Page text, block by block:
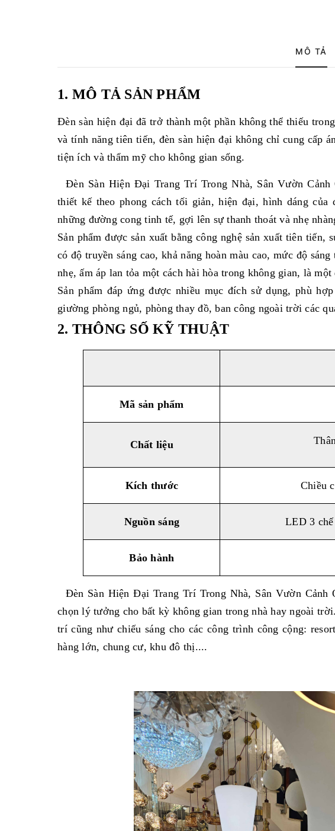
MÔ TẢ
1. MÔ TẢ SẢN PHẨM
Đèn sàn hiện đại đã trở thành một phần không thể thiếu
và tính năng tiên tiến, đèn sàn hiện đại không chỉ cung cấp
tiện ích và thẩm mỹ cho không gian sống.
Đèn Sàn Hiện Đại Trang Trí Trong Nhà, Sân Vườn
thiết kế theo phong cách tối giản, hiện đại, hình dáng
những đường cong tinh tế, gợi lên sự thanh thoát và nhẹ
Sản phẩm được sản xuất bằng công nghệ sản xuất tiên
có độ truyền sáng cao, khả năng hoàn màu cao, mức độ
nhẹ, ấm áp lan tỏa một cách hài hòa trong không gian, là
Sản phẩm đáp ứng được nhiều mục đích sử dụng, phù
giường phòng ngủ, phòng thay đồ, ban công ngoài trời các
2. THÔNG SỐ KỸ THUẬT
Mã sản phẩm
Chất liệu
Kích thước Chiều
Nguồn sáng LED 3
Bảo hành
Đèn Sàn Hiện Đại Trang Trí Trong Nhà, Sân Vườn Cảnh
chọn lý tưởng cho bất kỳ không gian trong nhà hay ngoài
trí cũng như chiếu sáng cho các công trình công cộng:
hàng lớn, chung cư, khu đô thị....